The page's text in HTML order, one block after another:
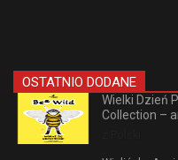
OSTATNIO DODANE
Wielki Dzień
Collection –